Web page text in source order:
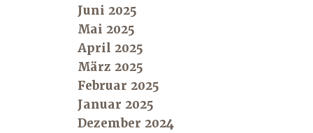
Juni 2025
Mai 2025
April 2025
März 2025
Februar 2025
Januar 2025
Dezember 2024